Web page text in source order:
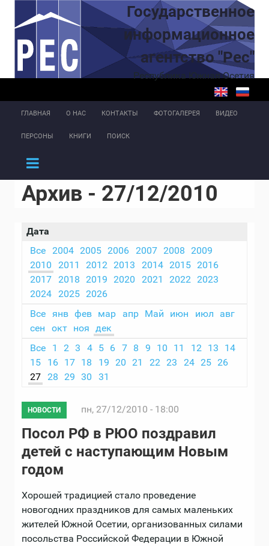
Перейти к основному содержаниюГосударственное
информационное
агентство "Рес"
Республика Южная Осетия
ГЛАВНАЯ О НАС КОНТАКТЫ ФОТОГАЛЕРЕЯ ВИДЕО
ПЕРСОНЫ КНИГИ ПОИСК
Архив - 27/12/2010
Дата
Все
2004 2005 2006 2007 2008
2009
2010
2011 2012 2013 2014 2015 2016
2017
2018 2019 2020 2021 2022 2023
2024
2025
2026
Все янв фев мар апр Май июн июл
авг
сен
окт ноя дек
Все
1 2 3 4 5 6 7 8 9 10 11 12 13
14
15
16 17 18 19 20 21 22 23 24 25 26
27
28 29 30 31
НОВОСТИ пн, 27/12/2010 - 18:00
Посол РФ в РЮО поздравил
детей с наступающим Новым
годом
Хорошей традицией стало проведение
новогодних праздников для самых маленьких
жителей Южной Осетии, организованных силами
посольства Российской Федерации в Южной